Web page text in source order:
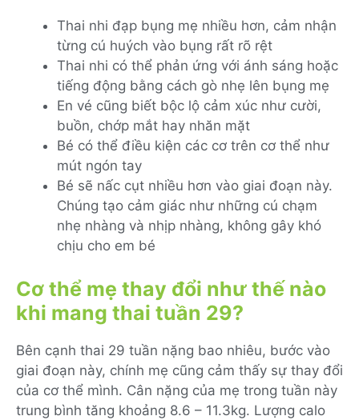
Thai nhi đạp bụng mẹ nhiều hơn, cảm nhận
từng cú huých vào bụng rất rõ rệt
Thai nhi có thể phản ứng với ánh sáng hoặc
tiếng động bằng cách gò nhẹ lên bụng mẹ
En vé cũng biết bộc lộ cảm xúc như cười,
buồn, chớp mắt hay nhăn mặt
Bé có thể điều kiện các cơ trên cơ thể như
mút ngón tay
Bé sẽ nấc cụt nhiều hơn vào giai đoạn này.
Chúng tạo cảm giác như những cú chạm
nhẹ nhàng và nhịp nhàng, không gây khó
chịu cho em bé
Cơ thể mẹ thay đổi như thế nào
khi mang thai tuần 29?
Bên cạnh thai 29 tuần nặng bao nhiêu, bước vào
giai đoạn này, chính mẹ cũng cảm thấy sự thay đổi
của cơ thể mình. Cân nặng của mẹ trong tuần này
trung bình tăng khoảng 8.6 – 11.3kg. Lượng calo